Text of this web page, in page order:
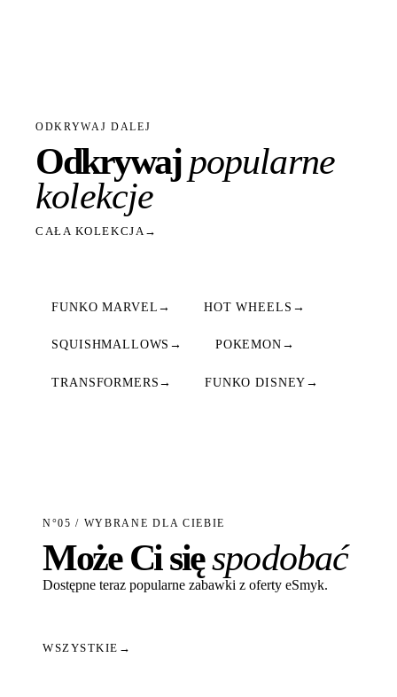
ODKRYWAJ DALEJ
Odkrywajpopularne
kolekcje
CAŁA KOLEKCJA→
FUNKO MARVEL → HOT WHEELS →
SQUISHMALLOWS → POKEMON →
TRANSFORMERS → FUNKO DISNEY →
N°05 / WYBRANE DLA CIEBIE
Może Ci sięspodobać
Dostępne teraz popularne zabawki z oferty eSmyk.
WSZYSTKIE →